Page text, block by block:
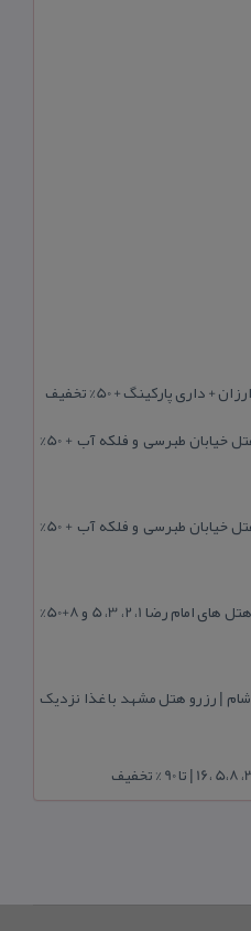
پارکینگ + 50% تخفیف
لیست هتل آپارتمان های مشهد در هتل خیابان طبرسی و فلکه آب + 50%
لیست هتل آپارتمان های مشهد در هتل خیابان طبرسی و فلکه آب + 50%
رزرو هتل در خیابان امام رضا مشهد | هتل‌ های امام رضا 1، 2، 3، 5 و 8+50%
| رزرو هتل مشهد با غذا نزدیک